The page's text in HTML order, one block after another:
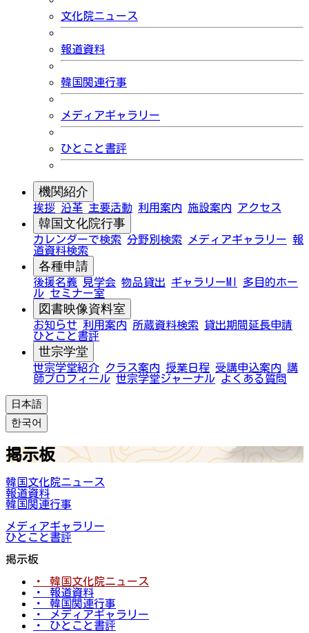
文化院ニュース
報道資料
韓国関連行事
メディアギャラリー
ひとこと書評
機関紹介
挨拶 沿革 主要活動 利用案内 施設案内 アクセス
韓国文化院行事
カレンダーで検索 分野別検索 メディアギャラリー 報
道資料検索
各種申請
後援名義 見学会 物品貸出 ギャラリーMI
多目的ホー
ル セミナー室
図書映像資料室
お知らせ 利用案内 所蔵資料検索
貸出期間延長申請
ひとこと書評
世宗学堂
世宗学堂紹介 クラス案内 授業日程 受講申込案内 講
師プロフィール 世宗学堂ジャーナル よくある質問
日本語
한국어
掲示板
韓国文化院ニュース
報道資料
韓国関連行事
メディアギャラリー
ひとこと書評
掲示板
・ 韓国文化院ニュース
・ 報道資料
・ 韓国関連行事
・ メディアギャラリー
・ ひとこと書評